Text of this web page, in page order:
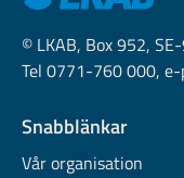
© LKAB, Box 952,
Tel 0771-760 000,
Snabblänkar
Vår organisation